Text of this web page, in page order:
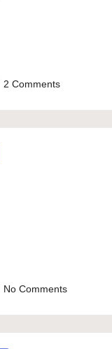
2 Comments
No Comments